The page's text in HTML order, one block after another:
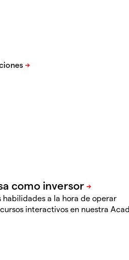
habilidades a la hora de operar
interactivos en nuestra